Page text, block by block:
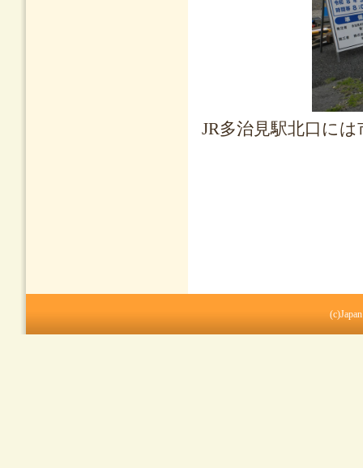
JR多治見駅北口に